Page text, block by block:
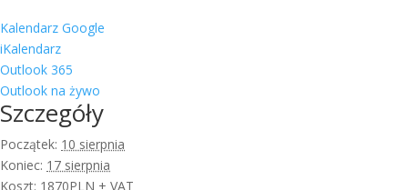
Kalendarz Google
iKalendarz
Outlook 365
Outlook na żywo
Szczegóły
Początek: 10 sierpnia
Koniec: 17 sierpnia
Koszt: 1870PLN + VAT